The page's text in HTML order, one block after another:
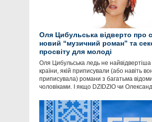
Оля Цибульська відверто про
новий “музичний роман” та
просвіту для молоді
Оля Цибульська ледь не найвідвертіша
країни, якій приписували (або навіть
приписувала) романи з багатьма
чоловіками. І якщо DZIDZIO чи